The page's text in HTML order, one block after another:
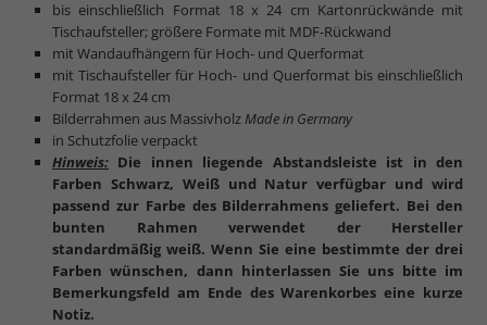
bis einschließlich Format 18 x 24 cm Kartonrückwände mit
Tischaufsteller; größere Formate mit MDF-Rückwand
mit Wandaufhängern für Hoch- und Querformat
mit Tischaufsteller für Hoch- und Querformat bis einschließlich
Format 18 x 24 cm
Bilderrahmen aus MassivholzMade in Germany
in Schutzfolie verpackt
Hinweis: Die innen liegende Abstandsleiste ist in den
Farben Schwarz, Weiß und Natur verfügbar und wird
passend zur Farbe des Bilderrahmens geliefert. Bei den
bunten Rahmen verwendet der Hersteller
standardmäßig weiß. Wenn Sie eine bestimmte der drei
Farben wünschen, dann hinterlassen Sie uns bitte im
Bemerkungsfeld am Ende des Warenkorbes eine kurze
Notiz.